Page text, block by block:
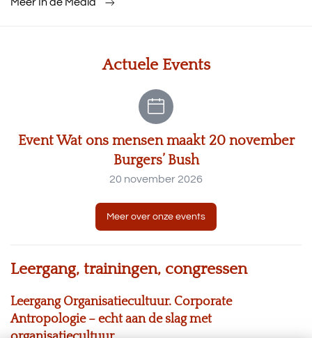
Meer In de Media
Actuele Events
Event Wat ons mensen maakt 20 november
Burgers’ Bush
20 november 2026
Meer over onze events
Leergang, trainingen, congressen
Leergang Organisatiecultuur. Corporate
Antropologie – echt aan de slag met